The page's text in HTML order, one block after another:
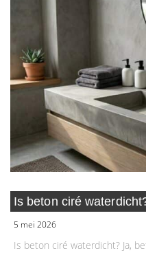
Is beton ciré
5 mei 2026
Is beton ciré waterdicht? Ja,